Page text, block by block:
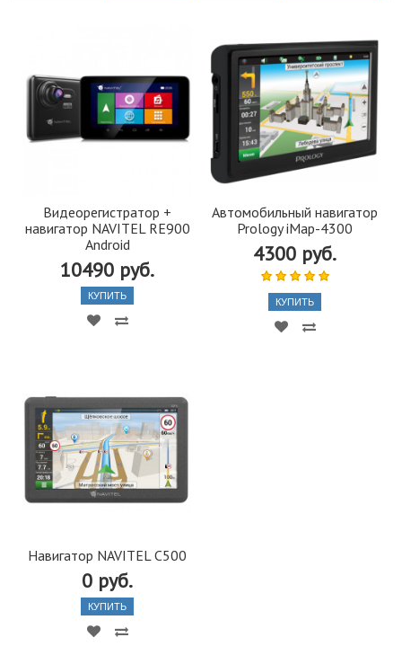
Видеорегистратор +
навигатор NAVITEL RE900
Android
10490 руб.
КУПИТЬ
Автомобильный навигатор
Prology iMap-4300
4300 руб.
КУПИТЬ
Навигатор NAVITEL C500
0 руб.
КУПИТЬ